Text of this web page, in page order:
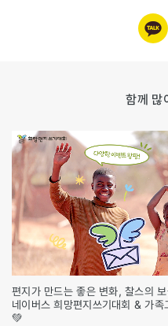
카카오
링크
함께 많
편지가 만드는 좋은 변화, 찰스의
네이버스 희망편지쓰기대회 & 가족
💚